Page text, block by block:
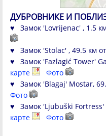
ДУБРОВНИКЕ И
♥ Замок 'Lovrijenac' , 1.5
♥ Замок 'Stolac' , 49.5 км
♥ Замок 'Fazlagić Tower'
карте
Фото
♥ Замок 'Blagaj' Mostar,
Фото
♥ Замок 'Ljubuški Fortress'
карте
Фото